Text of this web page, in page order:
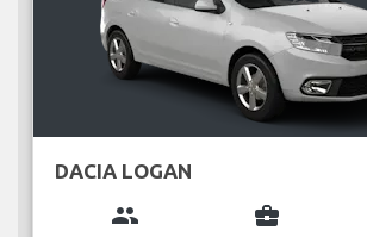
DACIA LOGAN
group business_center